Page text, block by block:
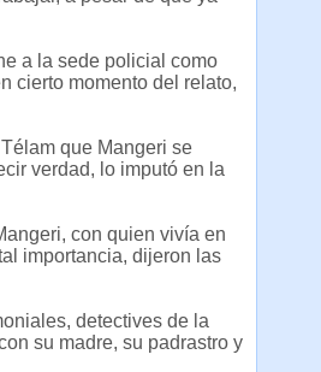
a la sede policial como
cierto momento del relato,
que Mangeri se
verdad, lo imputó en la
con quien vivía en
importancia, dijeron las
detectives de la
su madre, su padrastro y